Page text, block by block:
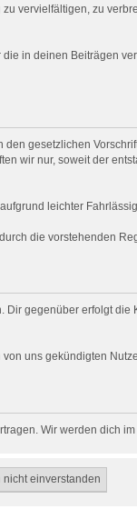
vervielfältigen, zu
in deinen Beiträgen
gesetzlichen
wir nur, soweit der
leichter
die vorstehenden
gegenüber erfolgt
uns gekündigten
Wir werden dich